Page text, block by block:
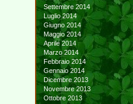
Settembre 2014
Luglio 2014
Giugno 2014
Maggio 2014
Aprile 2014
Marzo 2014
Febbraio 2014
Gennaio 2014
Dicembre 2013
Novembre 2013
Ottobre 2013